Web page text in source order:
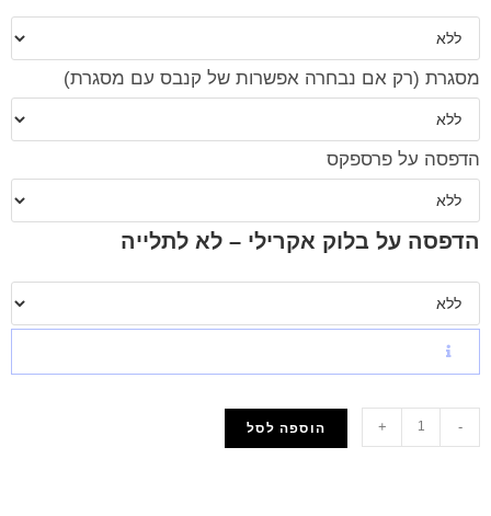
מסגרת (רק אם נבחרה אפשרות של קנבס עם מסגרת)
הדפסה על פרספקס
הדפסה על בלוק אקרילי – לא לתלייה
-
+ הוספה לסל